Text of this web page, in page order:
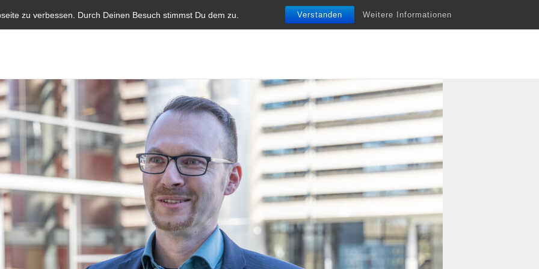
zu verbessen. Durch Deinen Besuch stimmst Du dem zu. Verstanden Weitere Informationen
Start Aktuelles Blauer Brief Parlamentarische Infobriefe Termine Vita Unterstützung